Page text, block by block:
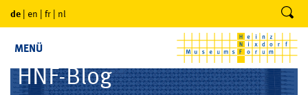
de | en | fr | nl
MENÜ
HNF-Blog